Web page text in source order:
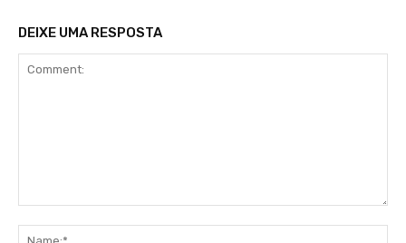
DEIXE UMA RESPOSTA